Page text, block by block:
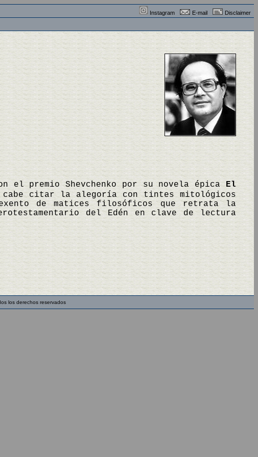
Instagram E-mail Disclaimer
el premio Shevchenko por su novela épica El
citar la alegoría con tintes mitológicos
de matices filosóficos que retrata la
del Edén en clave de lectura
los derechos reservados